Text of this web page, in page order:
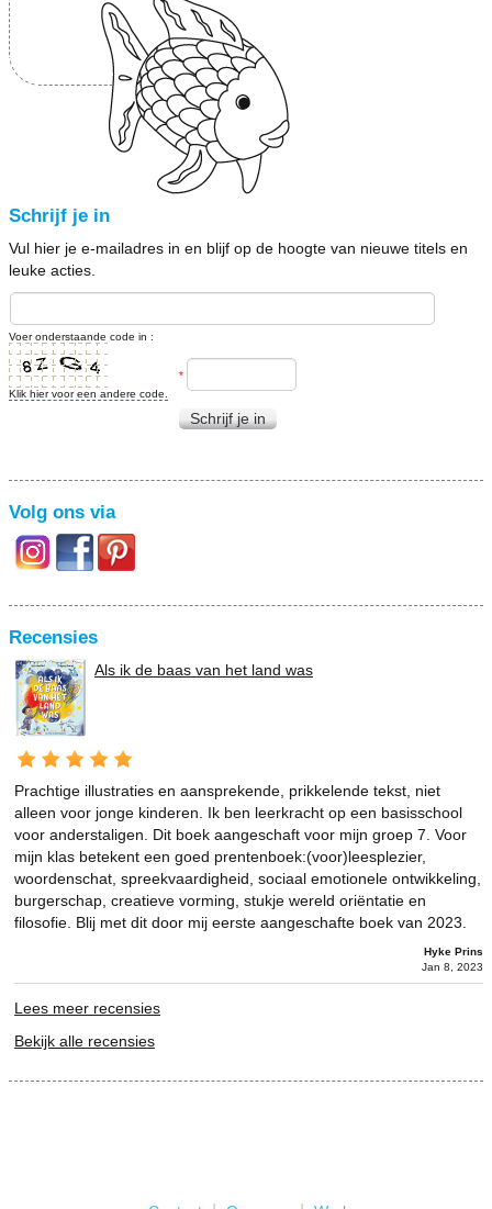
Schrijf je in
Vul hier je e-mailadres in en blijf op de hoogte van nieuwe titels en
leuke acties.
Voer onderstaande code in :
Klik hier voor een andere code.
*
Schrijf je in
Volg ons via
Recensies
Als ik de baas van het land was
Prachtige illustraties en aansprekende, prikkelende tekst, niet
alleen voor jonge kinderen. Ik ben leerkracht op een basisschool
voor anderstaligen. Dit boek aangeschaft voor mijn groep 7. Voor
mijn klas betekent een goed prentenboek:(voor)leesplezier,
woordenschat, spreekvaardigheid, sociaal emotionele ontwikkeling,
burgerschap, creatieve vorming, stukje wereld oriëntatie en
filosofie. Blij met dit door mij eerste aangeschafte boek van 2023.
Hyke Prins
Jan 8, 2023
Lees meer recensies
Bekijk alle recensies